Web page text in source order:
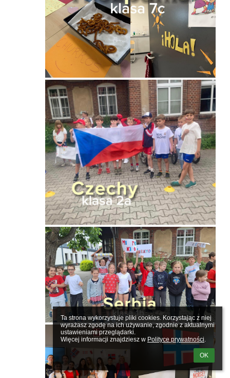
Ta strona wykorzystuje pliki cookies. Korzystając z niej
wyrażasz zgodę na ich używanie, zgodnie z aktualnymi
ustawieniami przeglądarki.
Więcej informacji znajdziesz w Polityce prywatności.
OK